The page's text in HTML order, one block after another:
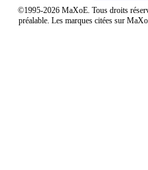
©1995-2026 MaXoE. Tous droits
préalable. Les marques citées sur